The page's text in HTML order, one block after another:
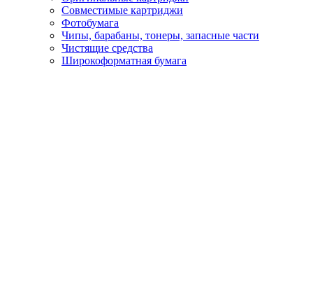
Совместимые картриджи
Фотобумага
Чипы, барабаны, тонеры, запасные части
Чистящие средства
Широкоформатная бумага